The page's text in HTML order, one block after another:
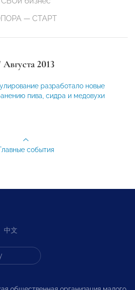
— СТАРТ
Августа 2013
разработало новые
пива, сидра и медовухи
события
中文